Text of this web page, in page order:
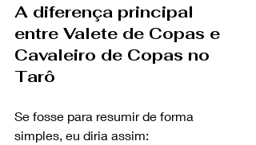
A diferença principal
entre Valete de Copas e
Cavaleiro de Copas no
Tarô
Se fosse para resumir de forma
simples, eu diria assim: